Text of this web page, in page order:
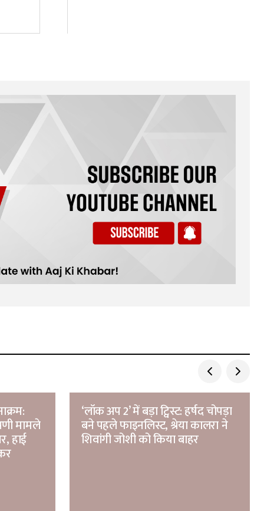
मामले
हाई
‘लॉक अप 2’ में बड़ा ट्विस्ट: हर्षद चोपड़ा
बने पहले फाइनलिस्ट, श्रेया कालरा ने
शिवांगी जोशी को किया बाहर